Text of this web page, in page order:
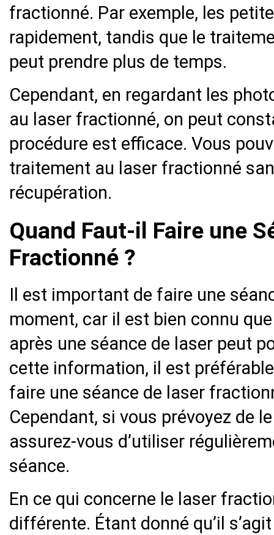
fractionné. Par exemple, les
rapidement, tandis que le
peut prendre plus de temps.
Cependant, en regardant les
au laser fractionné, on peut
procédure est efficace. Vous
traitement au laser fractionné
récupération.
Quand Faut-il Faire une
Fractionné ?
Il est important de faire une
moment, car il est bien connu
après une séance de laser peut
cette information, il est
faire une séance de laser
Cependant, si vous prévoyez de
assurez-vous d’utiliser
séance.
En ce qui concerne le laser
différente. Étant donné qu’il